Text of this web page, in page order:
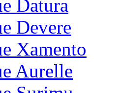
Datura
Devere
Xamento
Aurelle